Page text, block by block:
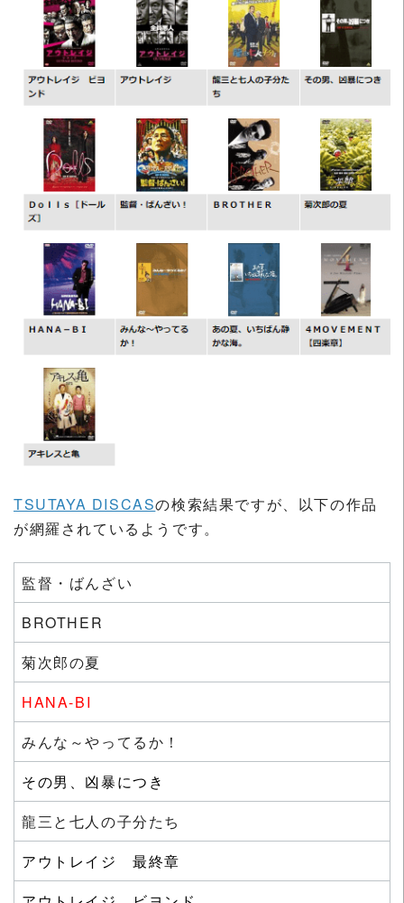
TSUTAYA DISCASの検索結果ですが、以下の作品
が網羅されているようです。
監督・ばんざい
BROTHER
菊次郎の夏
HANA-BI
みんな～やってるか！
その男、凶暴につき
龍三と七人の子分たち
アウトレイジ 最終章